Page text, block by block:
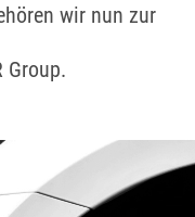
wir nun zur
Group.